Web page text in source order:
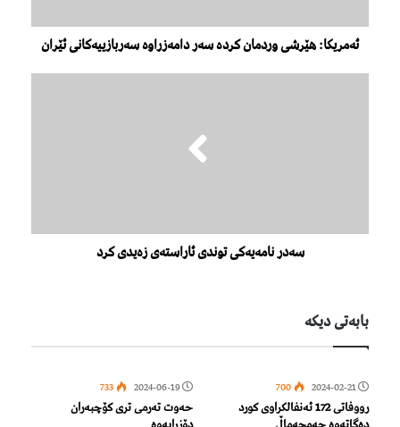
ئەمریکا: هێرشی وردمان کردە سەر دامەزراوە سەربازییەکانی ئێران
سەدر نامەیەكی توندی ئاراستەی زەیدی كرد
بابەتی دیكە
2024-02-21
700
رووفاتی 172 ئەنفالكراوی كورد
2024-06-19
733
حەوت تەرمی تری کۆچبەران